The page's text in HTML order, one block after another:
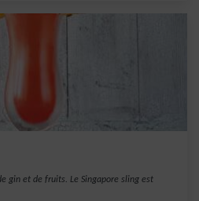
gin et de fruits. Le Singapore sling est